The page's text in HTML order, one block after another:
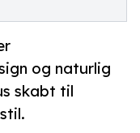
og naturlig
skabt til